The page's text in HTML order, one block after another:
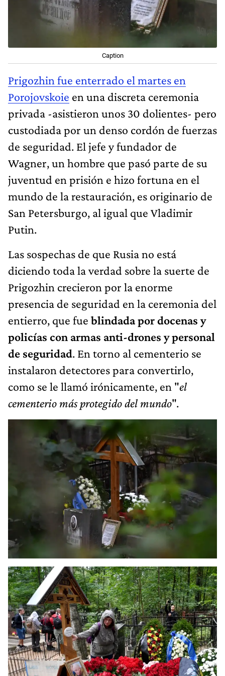
Caption
Prigozhin fue enterrado el martes en
Porojovskoie en una discreta ceremonia
privada -asistieron unos 30 dolientes- pero
custodiada por un denso cordón de fuerzas
de seguridad. El jefe y fundador de
Wagner, un hombre que pasó parte de su
juventud en prisión e hizo fortuna en el
mundo de la restauración, es originario de
San Petersburgo, al igual que Vladimir
Putin.
Las sospechas de que Rusia no está
diciendo toda la verdad sobre la suerte de
Prigozhin crecieron por la enorme
presencia de seguridad en la ceremonia del
entierro, que fue blindada por docenas y
policías con armas anti-drones y personal
de seguridad. En torno al cementerio se
instalaron detectores para convertirlo,
como se le llamó irónicamente, en "el
cementerio más protegido del mundo".